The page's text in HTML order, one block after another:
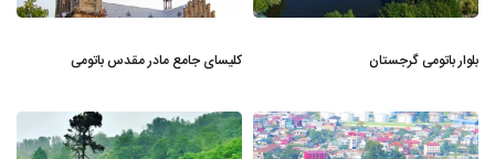
بلوار باتومی گرجستان کلیسای جامع مادر مقدس باتومی